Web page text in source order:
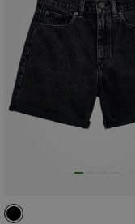
S|XS